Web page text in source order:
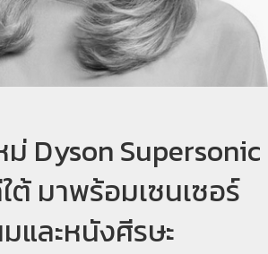
Dyson Supersonic
ต้ มาพร้อมเซนเซอร์
และหนังศีรษะ